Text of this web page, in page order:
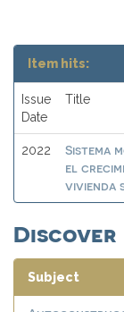
Item hits:
Issue
Date
Title
2022
Sistema
el
vivienda
Discover
Subject